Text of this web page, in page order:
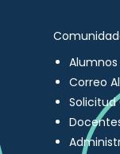
Alumnos
Correo
Solicitud